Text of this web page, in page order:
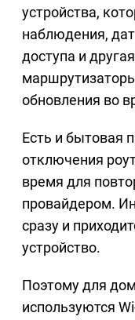
устройства,
наблюдения,
доступа и
обновления во
Есть и бытовая
отключения
время для
провайдером.
сразу и
устройство.
Поэтому для
используются